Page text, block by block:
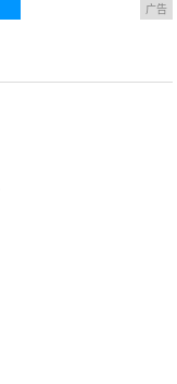
广告